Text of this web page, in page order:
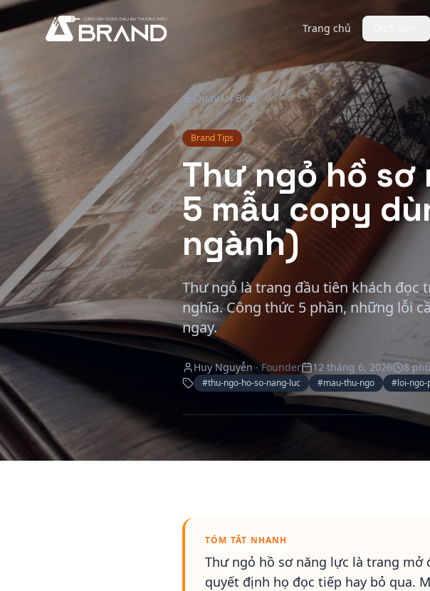
Bỏ qua nội dung chính
Trang chủ
Quay lại Blog
Brand Tips
Thư ngỏ hồ
5 mẫu copy
ngành)
Thư ngỏ là trang đầu tiên khách
nghĩa. Công thức 5 phần, những lỗi
ngay.
Huy Nguyễn ·Founder 12 tháng 6, 2026 8
#thu-ngo-ho-so-nang-luc #mau-thu-ngo #loi-
TÓM TẮT NHANH
Thư ngỏ hồ sơ năng lực là trang
quyết định họ đọc tiếp hay bỏ qua.